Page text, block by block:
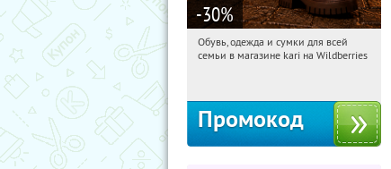
-30%
07:53:04 Получили:
Обувь, одежда и сумки для всей
семьи в магазине kari на Wildberries
Промокод